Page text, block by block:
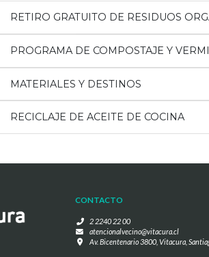
RETIRO GRATUITO DE RESIDUOS
PROGRAMA DE COMPOSTAJE Y
MATERIALES Y DESTINOS
RECICLAJE DE ACEITE DE COCINA
CONTACTO
2 2240 22 00
atencionalvecino@vitacura.cl
Av. Bicentenario 3800, Vitacura,